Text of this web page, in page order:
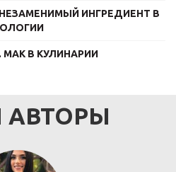
ИНГРЕДИЕНТ В
В КУЛИНАРИИ